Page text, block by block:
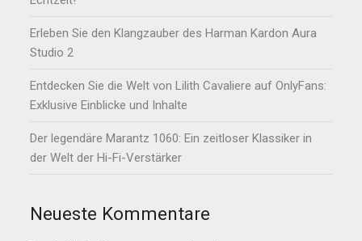
Erleben Sie den Klangzauber des Harman Kardon Aura
Studio 2
Entdecken Sie die Welt von Lilith Cavaliere auf OnlyFans:
Exklusive Einblicke und Inhalte
Der legendäre Marantz 1060: Ein zeitloser Klassiker in
der Welt der Hi-Fi-Verstärker
Neueste Kommentare